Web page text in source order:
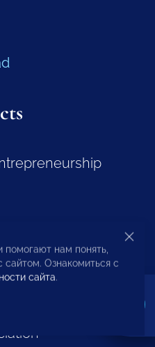
Department
нам понять,
сайтом. Ознакомиться с
сайта.